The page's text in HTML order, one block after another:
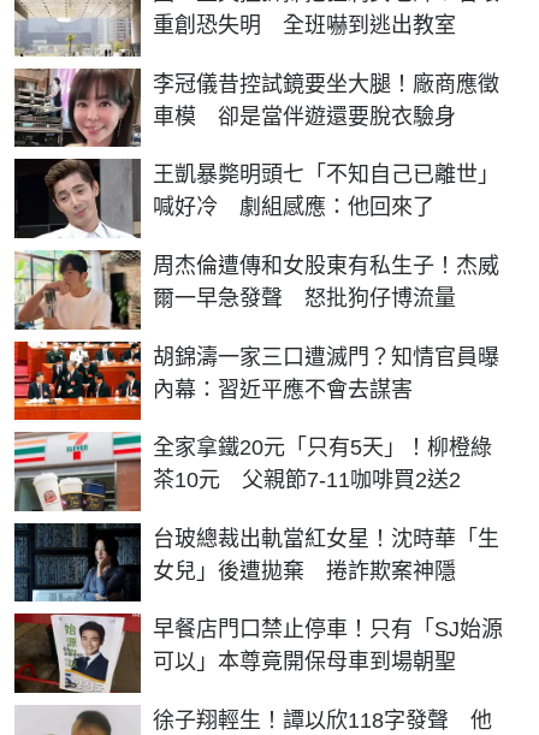
重創恐失明 全班嚇到逃出教室
李冠儀昔控試鏡要坐大腿！廠商應徵
車模 卻是當伴遊還要脫衣驗身
王凱暴斃明頭七「不知自己已離世」
喊好冷 劇組感應：他回來了
周杰倫遭傳和女股東有私生子！杰威
爾一早急發聲 怒批狗仔博流量
胡錦濤一家三口遭滅門？知情官員曝
內幕：習近平應不會去謀害
全家拿鐵20元「只有5天」！柳橙綠
茶10元 父親節7-11咖啡買2送2
台玻總裁出軌當紅女星！沈時華「生
女兒」後遭拋棄 捲詐欺案神隱
早餐店門口禁止停車！只有「SJ始源
可以」本尊竟開保母車到場朝聖
徐子翔輕生！譚以欣118字發聲 他